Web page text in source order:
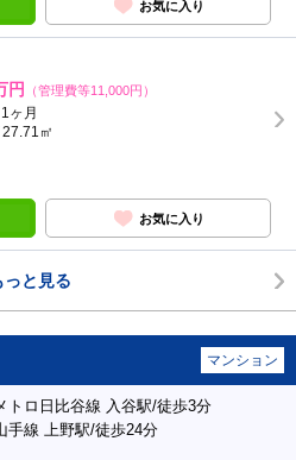
お気に入り
円 （管理費等11,000円）
ヶ月
㎡
お気に入り
っと見る
マンション
トロ日比谷線 入谷駅/徒歩3分
手線 上野駅/徒歩24分